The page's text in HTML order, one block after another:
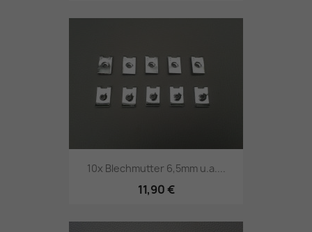
10x Blechmutter 6,5mm u.a....
11,90 €